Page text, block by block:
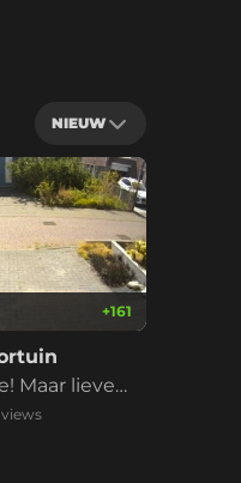
NIEUW
+161
Maar liever
views